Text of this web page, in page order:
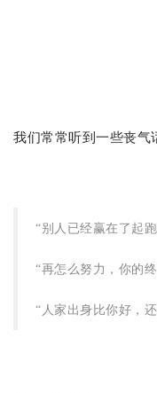
我们常常听到一些丧气
“别人已经赢在了起
“再怎么努力，你的
“人家出身比你好，